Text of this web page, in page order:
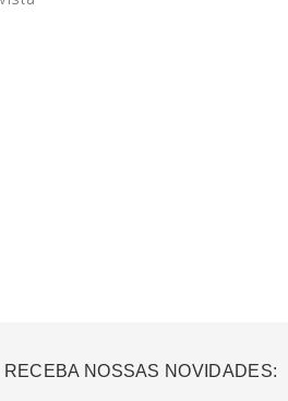
RECEBA NOSSAS NOVIDADES: